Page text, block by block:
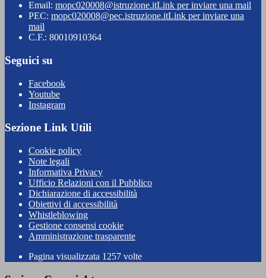
Email: mopc020008@istruzione.itLink per inviare una mail
PEC: mopc020008@pec.istruzione.itLink per inviare una
mail
C.F.: 80010910364
Seguici su
Facebook
Youtube
Instagram
Sezione Link Utili
Cookie policy
Note legali
Informativa Privacy
Ufficio Relazioni con il Pubblico
Dichiarazione di accessibilità
Obiettivi di accessibilità
Whistleblowing
Gestione consensi cookie
Amministrazione trasparente
Pagina visualizzata 1257 volte